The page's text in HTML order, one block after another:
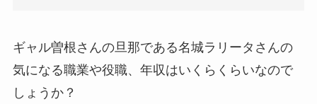
ギャル曽根さんの旦那である名城ラリータさんの
気になる職業や役職、年収はいくらくらいなので
しょうか？